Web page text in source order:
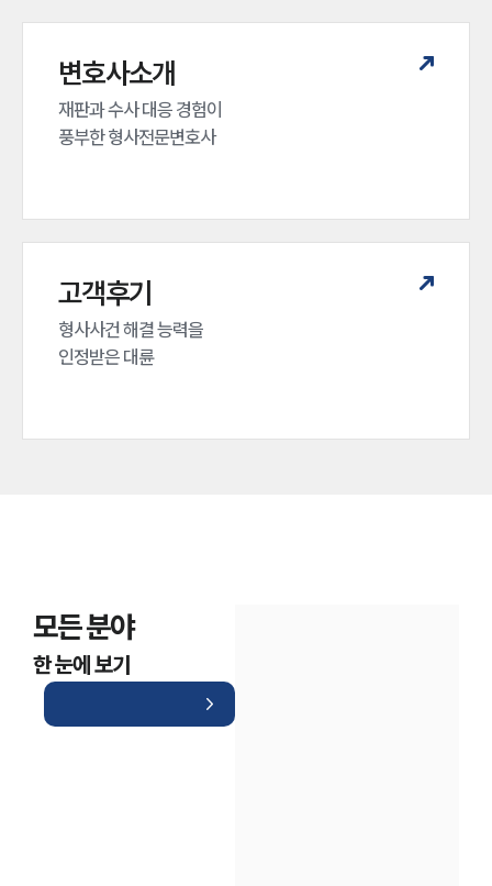
만화로 보는 사례
변호사소개
재판과 수사 대응 경험이
풍부한 형사전문변호사
고객후기
형사사건 해결 능력을
인정받은 대륜
모든 분야
한 눈에 보기